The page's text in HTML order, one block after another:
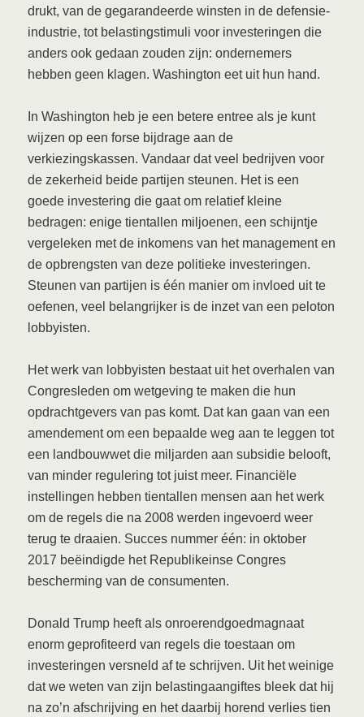
drukt, van de gegarandeerde winsten in de defensie-
industrie, tot belastingstimuli voor investeringen die
anders ook gedaan zouden zijn: ondernemers
hebben geen klagen. Washington eet uit hun hand.
In Washington heb je een betere entree als je kunt
wijzen op een forse bijdrage aan de
verkiezingskassen. Vandaar dat veel bedrijven voor
de zekerheid beide partijen steunen. Het is een
goede investering die gaat om relatief kleine
bedragen: enige tientallen miljoenen, een schijntje
vergeleken met de inkomens van het management en
de opbrengsten van deze politieke investeringen.
Steunen van partijen is één manier om invloed uit te
oefenen, veel belangrijker is de inzet van een peloton
lobbyisten.
Het werk van lobbyisten bestaat uit het overhalen van
Congresleden om wetgeving te maken die hun
opdrachtgevers van pas komt. Dat kan gaan van een
amendement om een bepaalde weg aan te leggen tot
een landbouwwet die miljarden aan subsidie belooft,
van minder regulering tot juist meer. Financiële
instellingen hebben tientallen mensen aan het werk
om de regels die na 2008 werden ingevoerd weer
terug te draaien. Succes nummer één: in oktober
2017 beëindigde het Republikeinse Congres
bescherming van de consumenten.
Donald Trump heeft als onroerendgoedmagnaat
enorm geprofiteerd van regels die toestaan om
investeringen versneld af te schrijven. Uit het weinige
dat we weten van zijn belastingaangiftes bleek dat hij
na zo’n afschrijving en het daarbij horend verlies tien